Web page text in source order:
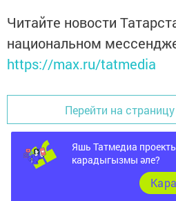
Читайте новости
национальном
https://max.ru/tatmedia
Перейти на
Яшь Татмедиа
карадыгызмы әле?